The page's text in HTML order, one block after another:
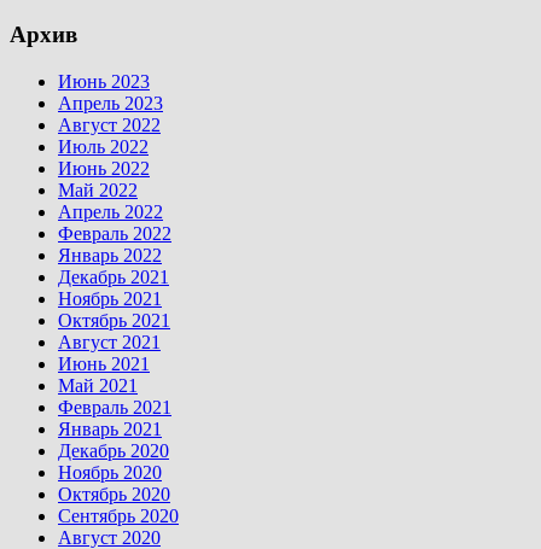
Архив
Июнь 2023
Апрель 2023
Август 2022
Июль 2022
Июнь 2022
Май 2022
Апрель 2022
Февраль 2022
Январь 2022
Декабрь 2021
Ноябрь 2021
Октябрь 2021
Август 2021
Июнь 2021
Май 2021
Февраль 2021
Январь 2021
Декабрь 2020
Ноябрь 2020
Октябрь 2020
Сентябрь 2020
Август 2020